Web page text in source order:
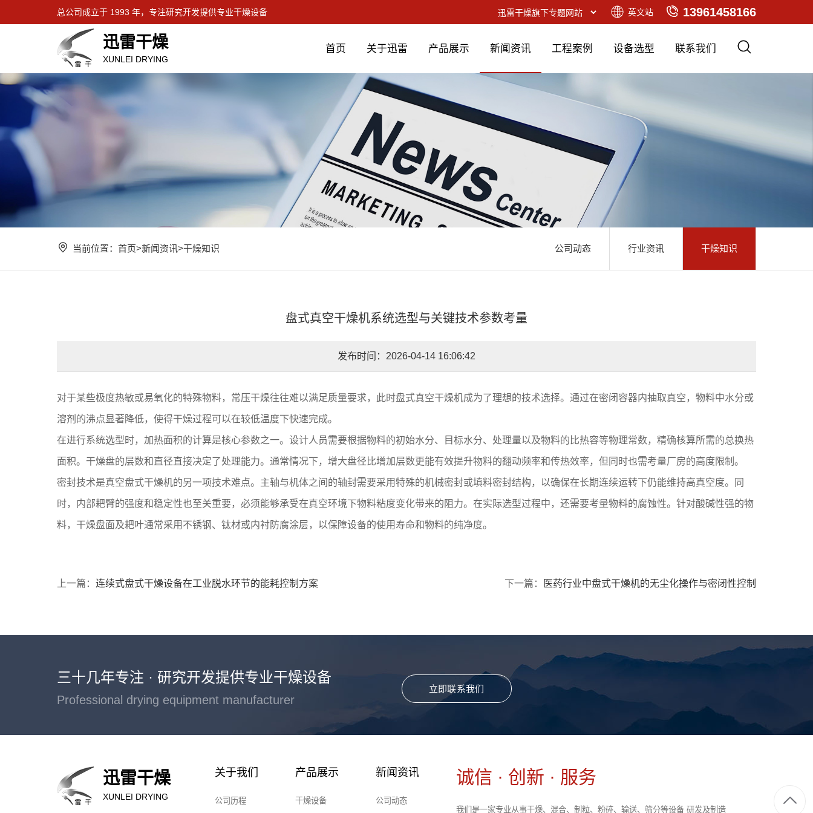
总公司成立于 1993 年，专注研究开发提供专业干燥设备 13961458166
英文站
迅雷干燥
XUNLEI DRYING
首页 关于迅雷 产品展示 新闻资讯 工程案例 设备选型 联系我们
当前位置：首页>新闻资讯>干燥知识 公司动态 行业资讯 干燥知识
盘式真空干燥机系统选型与关键技术参数考量
发布时间：2026-04-14 16:06:42
对于某些极度热敏或易氧化的特殊物料，常压干燥往往难以满足质量要求，此时盘式真空干燥机成为了理想的技术选择。通过在密闭容器内抽取真空，物料中水分或
溶剂的沸点显著降低，使得干燥过程可以在较低温度下快速完成。
在进行系统选型时，加热面积的计算是核心参数之一。设计人员需要根据物料的初始水分、目标水分、处理量以及物料的比热容等物理常数，精确核算所需的总换热
面积。干燥盘的层数和直径直接决定了处理能力。通常情况下，增大盘径比增加层数更能有效提升物料的翻动频率和传热效率，但同时也需考量厂房的高度限制。
密封技术是真空盘式干燥机的另一项技术难点。主轴与机体之间的轴封需要采用特殊的机械密封或填料密封结构，以确保在长期连续运转下仍能维持高真空度。同
时，内部耙臂的强度和稳定性也至关重要，必须能够承受在真空环境下物料粘度变化带来的阻力。在实际选型过程中，还需要考量物料的腐蚀性。针对酸碱性强的物
料，干燥盘面及耙叶通常采用不锈钢、钛材或内衬防腐涂层，以保障设备的使用寿命和物料的纯净度。
上一篇：连续式盘式干燥设备在工业脱水环节的能耗控制方案 下一篇： 医药行业中盘式干燥机的无尘化操作与密闭性控制
三十几年专注 · 研究开发提供专业干燥设备
Professional drying equipment manufacturer
立即联系我们
迅雷干燥
XUNLEI DRYING
关于我们
公司历程
产品展示
干燥设备
新闻资讯
公司动态
诚信 · 创新 · 服务
我们是一家专业从事干燥、混合、制粒、粉碎、输送、筛分等设备 研发及制造